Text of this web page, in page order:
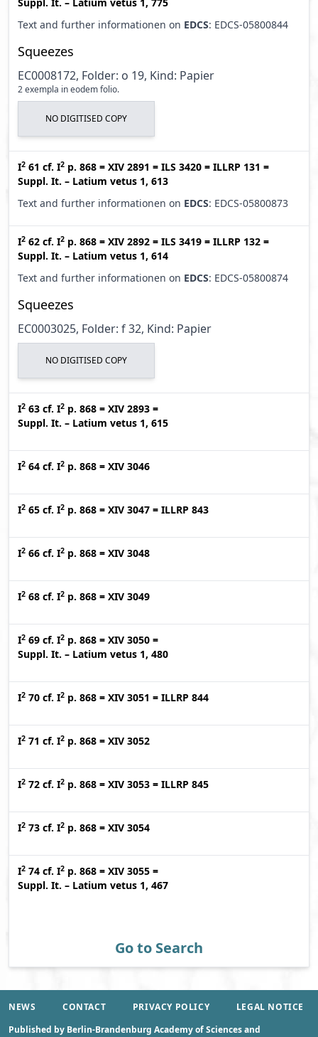
Text and further informationen on EDCS: EDCS-05800844
Squeezes
EC0008172, Folder: o 19, Kind: Papier
2 exempla in eodem folio.
NO DIGITISED COPY
I2 61 cf. I2 p. 868 = XIV 2891 = ILS 3420 = ILLRP 131 =
Suppl. It. – Latium vetus 1, 613
Text and further informationen on EDCS: EDCS-05800873
I2 62 cf. I2 p. 868 = XIV 2892 = ILS 3419 = ILLRP 132 =
Suppl. It. – Latium vetus 1, 614
Text and further informationen on EDCS: EDCS-05800874
Squeezes
EC0003025, Folder: f 32, Kind: Papier
NO DIGITISED COPY
I2 63 cf. I2 p. 868 = XIV 2893 =
Suppl. It. – Latium vetus 1, 615
I2 64 cf. I2 p. 868 = XIV 3046
I2 65 cf. I2 p. 868 = XIV 3047 = ILLRP 843
I2 66 cf. I2 p. 868 = XIV 3048
I2 68 cf. I2 p. 868 = XIV 3049
I2 69 cf. I2 p. 868 = XIV 3050 =
Suppl. It. – Latium vetus 1, 480
I2 70 cf. I2 p. 868 = XIV 3051 = ILLRP 844
I2 71 cf. I2 p. 868 = XIV 3052
I2 72 cf. I2 p. 868 = XIV 3053 = ILLRP 845
I2 73 cf. I2 p. 868 = XIV 3054
I2 74 cf. I2 p. 868 = XIV 3055 =
Suppl. It. – Latium vetus 1, 467
Go to Search
NEWS CONTACT PRIVACY POLICY
LEGAL NOTICE
Published by Berlin-Brandenburg Academy of Sciences and